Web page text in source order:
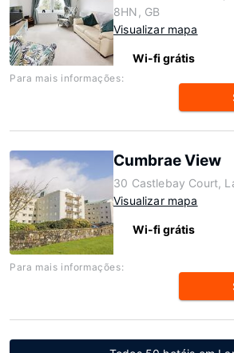
8HN, GB
Visualizar mapa
Wi-fi grátis
Para mais informações:
Cumbrae View
30 Castlebay Court,
Visualizar mapa
Wi-fi grátis
Para mais informações: